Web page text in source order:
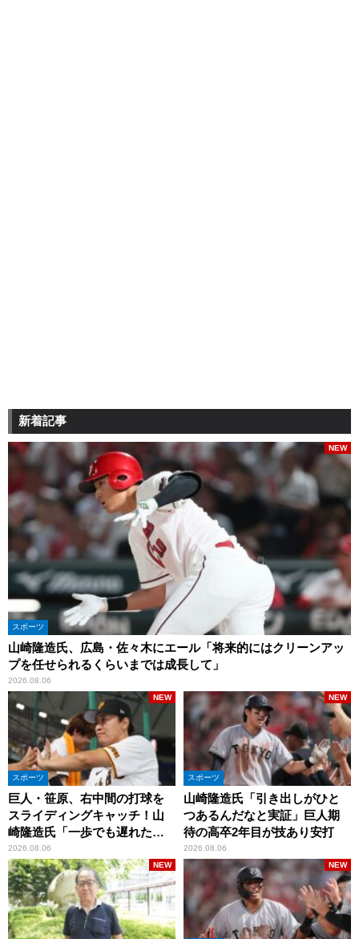
新着記事
スポーツ
山崎隆造氏、広島・佐々木にエール「将来的にはクリーンアッ
プを任せられるくらいまでは成長して」
2026.08.06
NEW
スポーツ
巨人・笹原、右中間の打球を
スライディングキャッチ！山
崎隆造氏「一歩でも遅れた
ら…」
2026.08.06
NEW
スポーツ
山崎隆造氏「引き出しがひと
つあるんだなと実証」巨人期
待の高卒2年目が技あり安打
2026.08.06
NEW
NEW NEW